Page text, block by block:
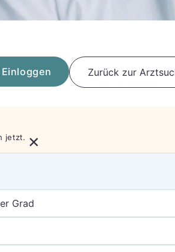
Zurück zur
jetzt. ×
Grad